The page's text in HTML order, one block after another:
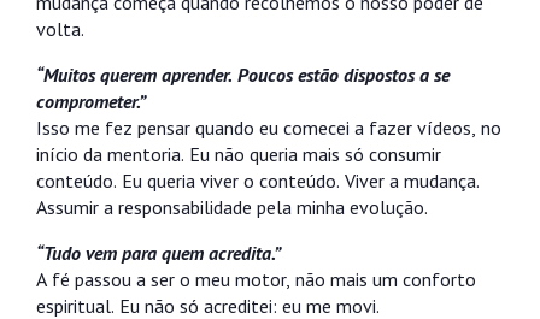
volta.
“Muitos querem aprender. Poucos estão dispostos a se
comprometer.”
Isso me fez pensar quando eu comecei a fazer vídeos, no
início da mentoria. Eu não queria mais só consumir
conteúdo. Eu queria viver o conteúdo. Viver a mudança.
Assumir a responsabilidade pela minha evolução.
“Tudo vem para quem acredita.”
A fé passou a ser o meu motor, não mais um conforto
espiritual. Eu não só acreditei: eu me movi.